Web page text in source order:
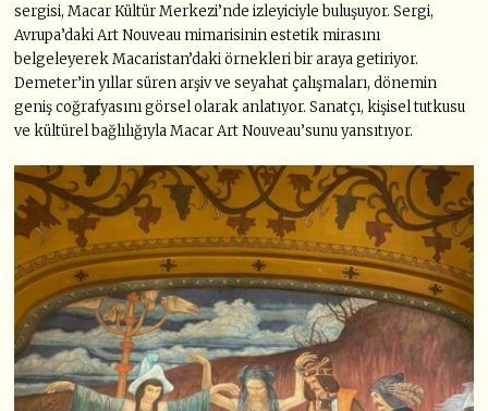
sergisi, Macar Kültür Merkezi’nde izleyiciyle buluşuyor. Sergi,
Avrupa’daki Art Nouveau mimarisinin estetik mirasını
belgeleyerek Macaristan’daki örnekleri bir araya getiriyor.
Demeter’in yıllar süren arşiv ve seyahat çalışmaları, dönemin
geniş coğrafyasını görsel olarak anlatıyor. Sanatçı, kişisel tutkusu
ve kültürel bağlılığıyla Macar Art Nouveau’sunu yansıtıyor.